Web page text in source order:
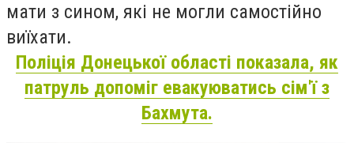
мати з сином, які не могли самостійно
виїхати.
Поліція Донецької області показала, як
патруль допоміг евакуюватись сім'ї з
Бахмута.